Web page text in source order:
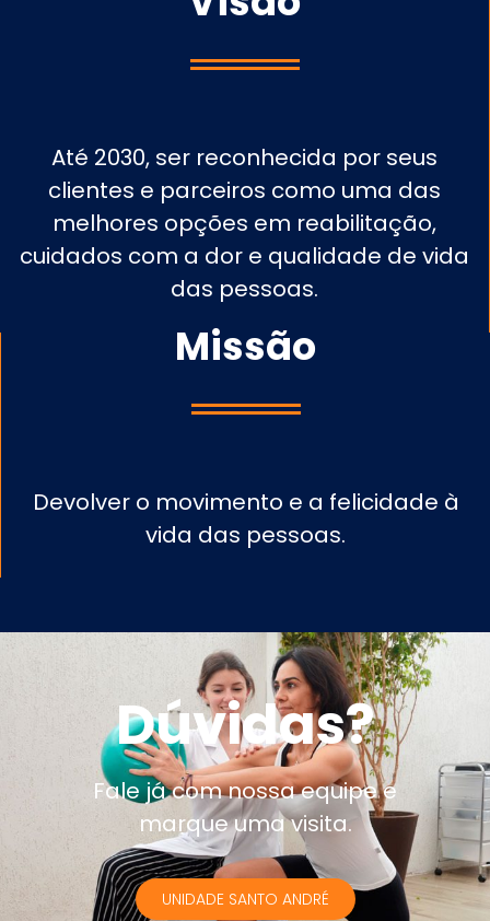
Até 2030, ser reconhecida por seus
clientes e parceiros como uma das
melhores opções em reabilitação,
cuidados com a dor e qualidade de vida
das pessoas.
Missão
Devolver o movimento e a felicidade à
vida das pessoas.
Dúvidas?
Fale já com nossa equipe e
marque uma visita.
UNIDADE SANTO ANDRÉ